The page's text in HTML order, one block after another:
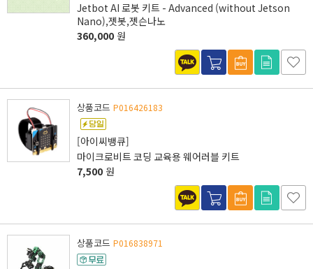
Jetbot AI 로봇 키트 - Advanced (without Jetson
Nano),젯봇,젯슨나노
360,000 원
상품코드 P016426183
[아이씨뱅큐]
마이크로비트 코딩 교육용 웨어러블 키트
7,500 원
상품코드 P016838971